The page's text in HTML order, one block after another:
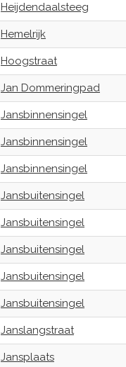
Heijdendaalsteeg
Hemelrijk
Hoogstraat
Jan Dommeringpad
Jansbinnensingel
Jansbinnensingel
Jansbinnensingel
Jansbuitensingel
Jansbuitensingel
Jansbuitensingel
Jansbuitensingel
Jansbuitensingel
Janslangstraat
Jansplaats